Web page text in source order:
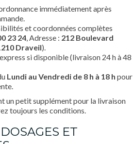
immédiatement après
et coordonnées complètes
23 24, Adresse : 212 Boulevard
Draveil).
si disponible (livraison 24 h à 48
Lundi au Vendredi de 8 h à 18 h pour
un petit supplément pour la livraison
toujours les conditions.
ET